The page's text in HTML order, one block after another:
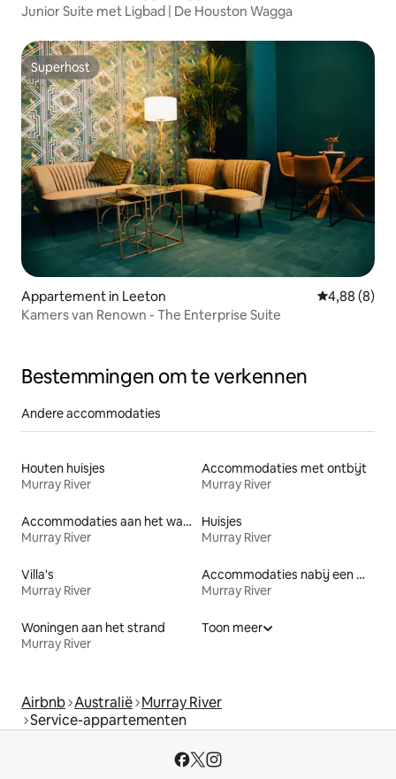
Junior Suite met Ligbad | De Houston Wagga
Superhost
Superhost
Appartement in Leeton Gemiddelde
4,88 (8)
Kamers van Renown - The Enterprise Suite
Bestemmingen om te verkennen
Andere accommodaties
Houten huisjes
Murray River
Accommodaties met ontbijt
Murray River
Accommodaties aan het water
Murray River
Huisjes
Murray River
Villa's
Murray River
Accommodaties nabij een meer
Murray River
Woningen aan het strand
Murray River
Toon meer
Airbnb Australië Murray River
Service-appartementen